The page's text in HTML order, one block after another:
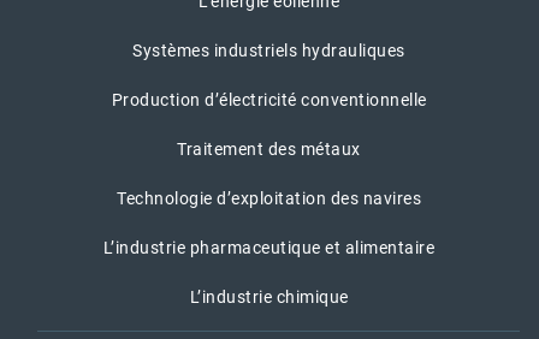
Systèmes industriels hydrauliques
Production d’électricité conventionnelle
Traitement des métaux
Technologie d’exploitation des navires
L’industrie pharmaceutique et alimentaire
L’industrie chimique